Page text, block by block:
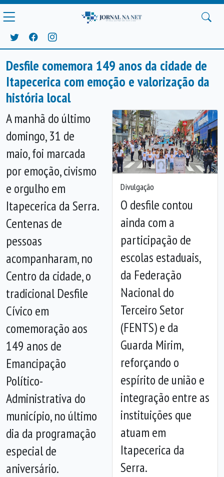
Desfile comemora 149 anos da cidade de
Itapecerica com emoção e valorização da
história local
Divulgação
O desfile contou
ainda com a
participação de
escolas estaduais,
da Federação
Nacional do
Terceiro Setor
(FENTS) e da
Guarda Mirim,
reforçando o
espírito de união e
integração entre as
instituições que
atuam em
Itapecerica da
Serra.
Anterior
A manhã do último
domingo, 31 de
maio, foi marcada
por emoção, civismo
e orgulho em
Itapecerica da Serra.
Centenas de
pessoas
acompanharam, no
Centro da cidade, o
tradicional Desfile
Cívico em
comemoração aos
149 anos de
Emancipação
Político-
Administrativa do
município, no último
dia da programação
especial de
aniversário.